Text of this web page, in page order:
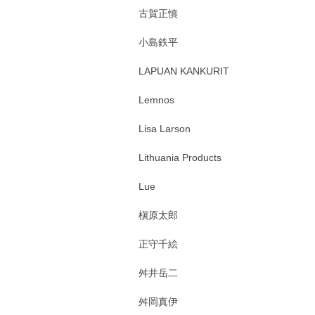
古賀正慎
小島鉄平
LAPUAN KANKURIT
Lemnos
Lisa Larson
Lithuania Products
Lue
槇原太郎
正守千絵
舛井岳二
舛岡真伊